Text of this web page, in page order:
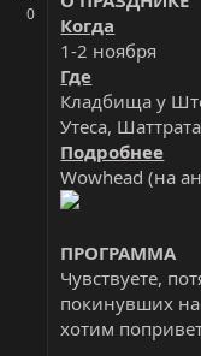
0
Когда
1-2 ноября
Где
Кладбища у
Утеса,
Подробнее
Wowhead (на
ПРОГРАММА
Чувствуете,
покинувших
хотим